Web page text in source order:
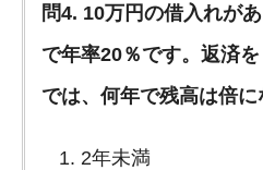
問4. 10万円の借入れが
で年率20％です。返済
では、何年で残高は倍に
2年未満